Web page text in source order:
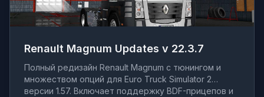
Renault Magnum Updates v 22.3.7
Полный редизайн Renault Magnum с тюнингом и
множеством опций для Euro Truck Simulator 2
версии 1.57. Включает поддержку BDF-прицепов и